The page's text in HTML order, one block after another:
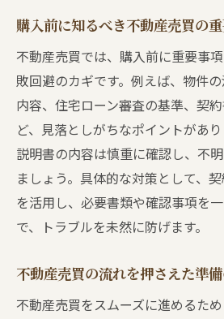
信頼できる担当者と進め
ツ
買主が安心できる不動
不動産売買で安心を得る
安心できる不動産売買の
中古物件購入で失敗しないポ
中古物件の不動産売買で
中古物件の不動産売買で
中古の不動産売買であり
購入前に知るべき不動産売買の
不動産売買では、購入前に重要事
敗回避のカギです。例えば、物件
内容、住宅ローン審査の基準、契
ど、見落としがちなポイントがあ
説明書の内容は慎重に確認し、不
ましょう。具体的な対策として、
を活用し、必要書類や確認事項を
で、トラブルを未然に防げます。
不動産売買の流れを押さえた準
不動産売買をスムーズに進めるた